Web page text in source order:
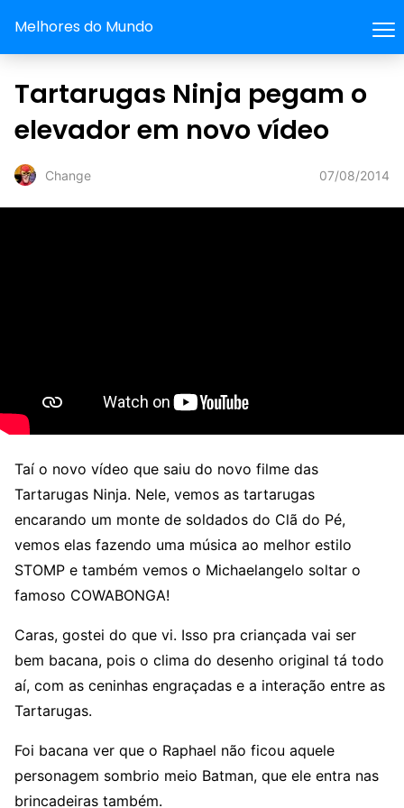
Melhores do Mundo
Tartarugas Ninja pegam o
elevador em novo vídeo
Change 07/08/2014
Taí o novo vídeo que saiu do novo filme das
Tartarugas Ninja. Nele, vemos as tartarugas
encarando um monte de soldados do Clã do Pé,
vemos elas fazendo uma música ao melhor estilo
STOMP e também vemos o Michaelangelo soltar o
famoso COWABONGA!
Caras, gostei do que vi. Isso pra criançada vai ser
bem bacana, pois o clima do desenho original tá todo
aí, com as ceninhas engraçadas e a interação entre as
Tartarugas.
Foi bacana ver que o Raphael não ficou aquele
personagem sombrio meio Batman, que ele entra nas
brincadeiras também.